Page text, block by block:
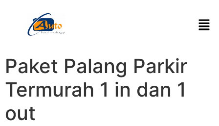
Paket Palang Parkir
Termurah 1 in dan 1
out